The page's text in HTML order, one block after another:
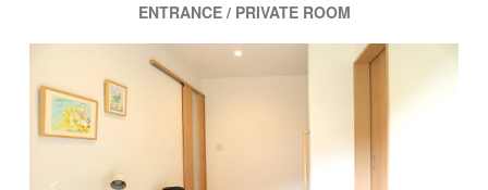
ENTRANCE / PRIVATE ROOM